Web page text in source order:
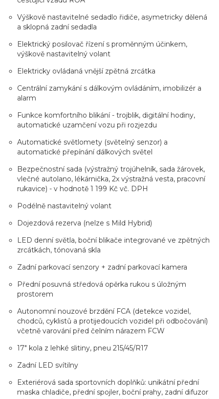
Výškově nastavitelné sedadlo řidiče, asymetricky dělená
a sklopná zadní sedadla
Elektrický posilovač řízení s proměnným účinkem,
výškově nastavitelný volant
Elektricky ovládaná vnější zpětná zrcátka
Centrální zamykání s dálkovým ovládáním, imobilizér a
alarm
Funkce komfortního blikání - trojblik, digitální hodiny,
automatické uzamčení vozu při rozjezdu
Automatické světlomety (světelný senzor) a
automatické přepínání dálkových světel
Bezpečnostní sada (výstražný trojúhelník, sada žárovek,
vlečné autolano, lékárnička, 2x výstražná vesta, pracovní
rukavice) - v hodnotě 1 199 Kč vč. DPH
Podélně nastavitelný volant
Dojezdová rezerva (nelze s Mild Hybrid)
LED denní světla, boční blikače integrované ve zpětných
zrcátkách, tónovaná skla
Zadní parkovací senzory + zadní parkovací kamera
Přední posuvná středová opěrka rukou s úložným
prostorem
Autonomní nouzové brzdění FCA (detekce vozidel,
chodců, cyklistů a protijedoucích vozidel při odbočování)
včetně varování před čelním nárazem FCW
17" kola z lehké slitiny, pneu 215/45/R17
Zadní LED svítilny
Exteriérová sada sportovních doplňků: unikátní přední
maska chladiče, přední spojler, boční prahy, zadní difuzor